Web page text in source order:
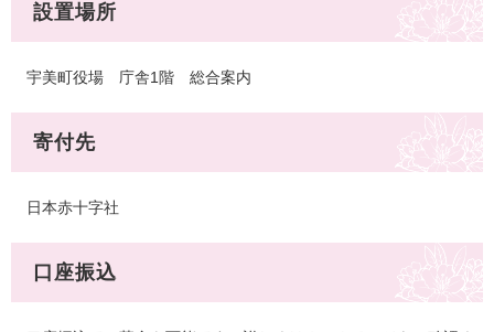
設置場所
宇美町役場 庁舎1階 総合案内
寄付先
日本赤十字社
口座振込